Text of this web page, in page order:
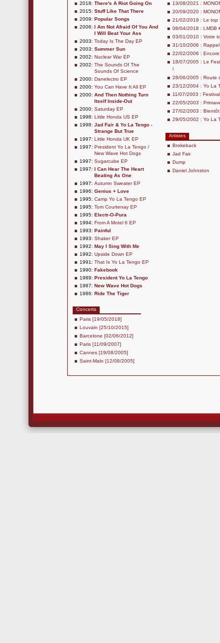
2018: There's A Riot Going On
2015: Stuff Like That There
2009: Popular Songs
2006: I Am Not Afraid Of You And
I Will Beat Your Ass
2003: Today Is The Day EP
2003: Summer Sun
2002: Nuclear War EP
2002: The Sounds Of The
Sounds Of Science
2000: Danelectro EP
2000: You Can Have It All EP
2000: And Then Nothing Turn
Itself Inside-Out
2000: Saturday EP
1998: Little Honda US EP
1998: Jad Fair & Yo La Tengo -
Strange But True
1997: Little Honda UK EP
1997: President Yo La Tengo /
New Wave Hot Dogs
1997: Sugarcube EP
1997: I Can Hear The Heart
Beating As One
1997: Autumn Sweater EP
1996: Genius + Love
1995: Camp Yo La Tengo EP
1995: Tom Courtenay EP
1995: Electr-O-Pura
1994: From A Motel 6 EP
1993: Painful
1993: Shaker EP
1992: May I Sing With Me
1992: Upside Down EP
1991: That Is Yo La Tengo EP
1990: Fakebook
1989: President Yo La Tengo
1987: New Wave Hot Dogs
1986: Ride The Tiger
Concerts
Paris [19/05/2018]
Louvain [25/10/2015]
Barcelone [02/06/2012]
Paris [11/09/2007]
Cannes [19/08/2005]
Saint-Malo [12/08/2005]
13/08/2021 :
20/09/2020 :
21/02/2019 : Le top
08/04/2018 : LMDB
03/01/2010 : Votre
31/10/2006 :
22/02/2006 :
18/07/2005 : Le
!
28/06/2005 : Route
23/12/2004 : Yo La
11/07/2003 :
22/05/2003 :
27/02/2003 :
29/05/2002 : Yo La
Artistes
Brokeback
Jad Fair
Dump
Daniel Johnston